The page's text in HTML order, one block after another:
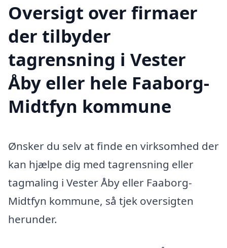
Oversigt over firmaer
der tilbyder
tagrensning i Vester
Åby eller hele Faaborg-
Midtfyn kommune
Ønsker du selv at finde en virksomhed der
kan hjælpe dig med tagrensning eller
tagmaling i Vester Åby eller Faaborg-
Midtfyn kommune, så tjek oversigten
herunder.